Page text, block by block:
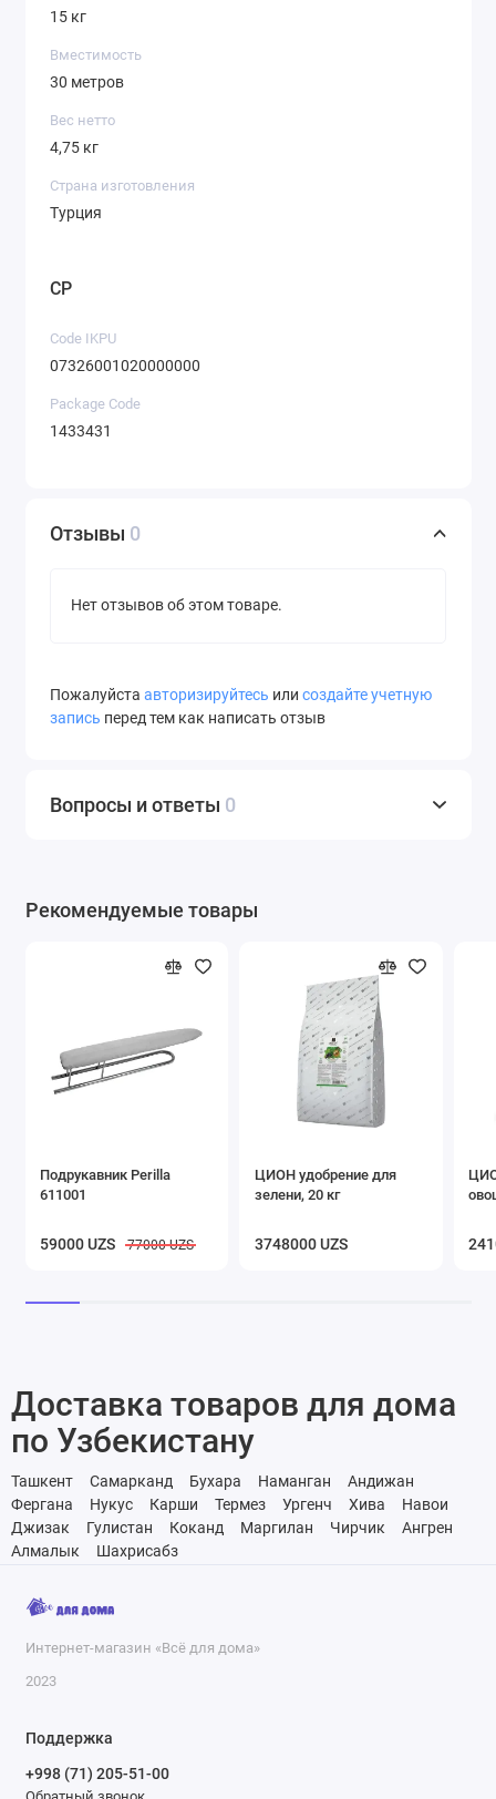
15 кг
Вместимость
30 метров
Вес нетто
4,75 кг
Страна изготовления
Турция
CP
Code IKPU
07326001020000000
Package Code
1433431
Отзывы 0
Нет отзывов об этом товаре.
Пожалуйста авторизируйтесь или создайте учетную
запись перед тем как написать отзыв
Вопросы и ответы 0
Рекомендуемые товары
Подрукавник Perilla
611001
59000 UZS 77000 UZS
ЦИОН удобрение для
зелени, 20 кг
3748000 UZS
Доставка товаров для дома
по Узбекистану
Ташкент Самарканд Бухара Наманган
Андижан
Фергана
Нукус Карши Термез Ургенч Хива
Навои
Джизак
Гулистан Коканд Маргилан Чирчик
Ангрен
Алмалык
Шахрисабз
Интернет-магазин «Всё для дома»
2023
Поддержка
+998 (71) 205-51-00